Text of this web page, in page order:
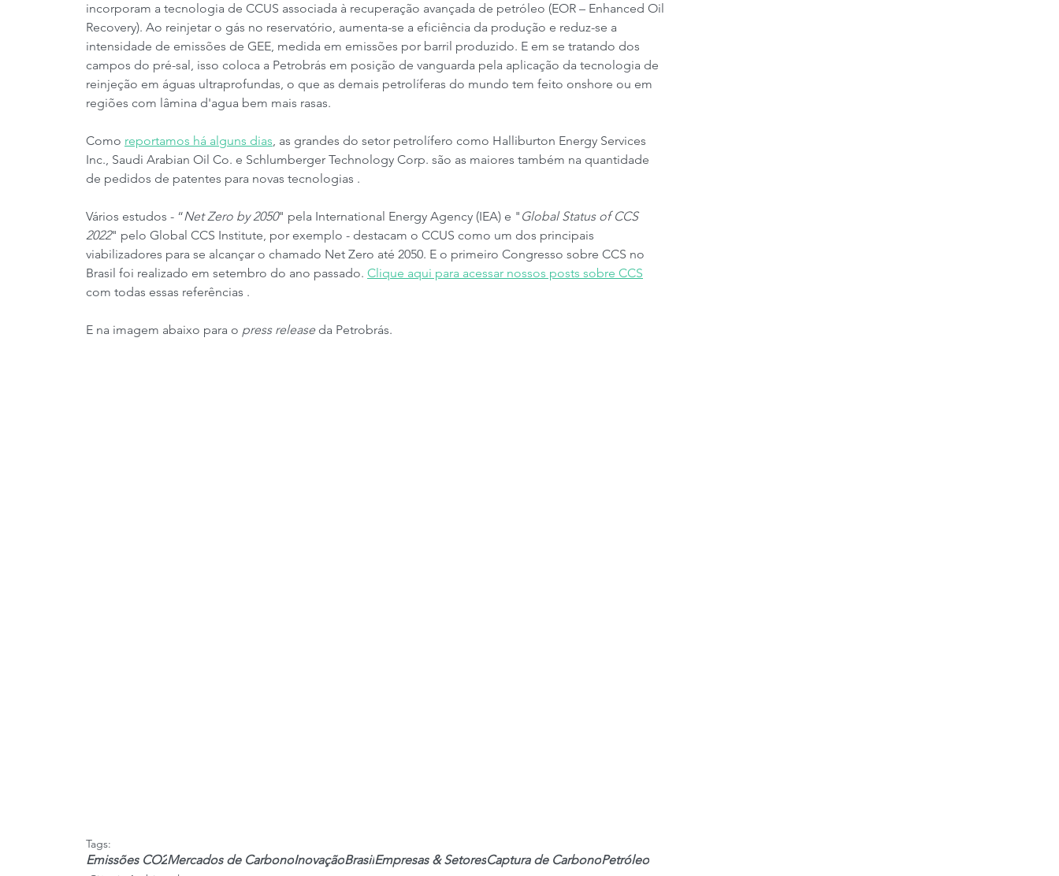
incorporam a tecnologia de CCUS associada à recuperação avançada de petróleo (EOR – Enhanced Oil
Recovery). Ao reinjetar o gás no reservatório, aumenta-se a eficiência da produção e reduz-se a
intensidade de emissões de GEE, medida em emissões por barril produzido. E em se tratando dos
campos do pré-sal, isso coloca a Petrobrás em posição de vanguarda pela aplicação da tecnologia de
reinjeção em águas ultraprofundas, o que as demais petrolíferas do mundo tem feito onshore ou em
regiões com lâmina d'agua bem mais rasas.
Como reportamos há alguns dias, as grandes do setor petrolífero como Halliburton Energy Services
Inc., Saudi Arabian Oil Co. e Schlumberger Technology Corp. são as maiores também na quantidade
de pedidos de patentes para novas tecnologias .
Vários estudos - “Net Zero by 2050" pela International Energy Agency (IEA) e " Global Status of CCS
2022" pelo Global CCS Institute, por exemplo - destacam o CCUS como um dos principais
viabilizadores para se alcançar o chamado Net Zero até 2050. E o primeiro Congresso sobre CCS no
Brasil foi realizado em setembro do ano passado. Clique aqui para acessar nossos posts sobre CCS
com todas essas referências .
E na imagem abaixo para o press release da Petrobrás.
Tags:
Emissões CO2Mercados de CarbonoInovaçãoBrasilEmpresas & SetoresCaptura de CarbonoPetróleo